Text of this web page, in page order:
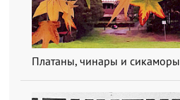
Платаны, чинары и сикаморы